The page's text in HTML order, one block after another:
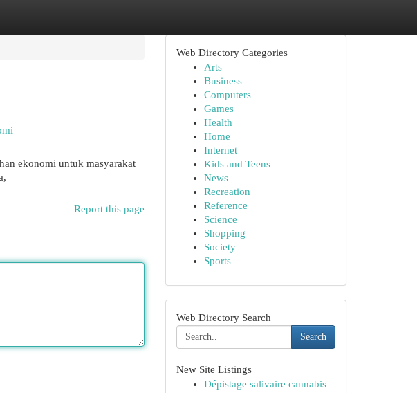
ekonomi untuk masyarakat
Report this page
Web Directory Categories
Arts
Business
Computers
Games
Health
Home
Internet
Kids and Teens
News
Recreation
Reference
Science
Shopping
Society
Sports
Web Directory Search
Search
New Site Listings
Dépistage salivaire cannabis